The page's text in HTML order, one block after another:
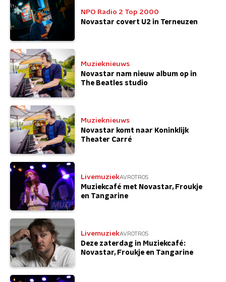
NPO Radio 2 Top 2000
Novastar covert U2 in Terneuzen
Muzieknieuws
Novastar nam nieuw album op in
The Beatles studio
Muzieknieuws
Novastar komt naar Koninklijk
Theater Carré
LivemuziekAVROTROS
Muziekcafé met Novastar, Froukje
en Tangarine
LivemuziekAVROTROS
Deze zaterdag in Muziekcafé:
Novastar, Froukje en Tangarine